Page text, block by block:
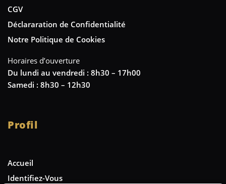
CGV
Déclararation de Confidentialité
Notre Politique de Cookies
Horaires d’ouverture
Du lundi au vendredi : 8h30 – 17h00
Samedi : 8h30 – 12h30
Profil
Accueil
Identifiez-Vous